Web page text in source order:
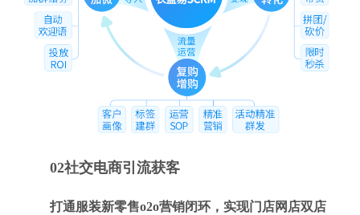
02社交电商引流获客
打通服装新零售o2o营销闭环，实现门店网店双店